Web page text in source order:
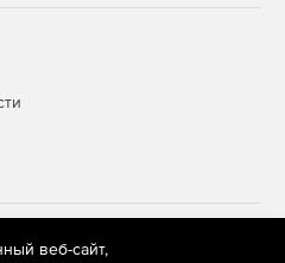
применяются
веб-сайт,